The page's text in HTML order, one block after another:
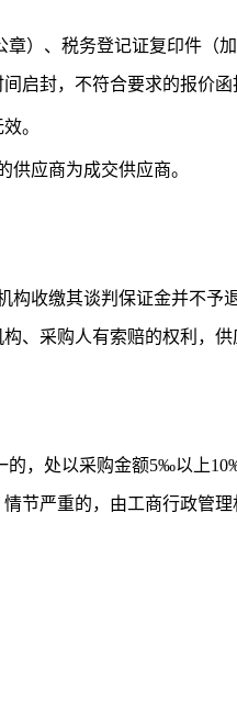
）、税务登记证复印件（加
启封，不符合要求的报价函
。
应商为成交供应商。
收缴其谈判保证金并不予
、采购人有索赔的权利，供
的，处以采购金额5‰以上
节严重的，由工商行政管